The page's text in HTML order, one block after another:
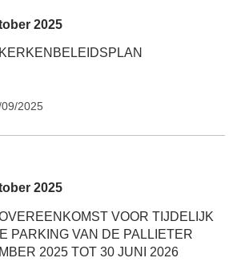
2025
2025
2025
VOOR TIJDELIJK
PARKING VAN DE PALLIETER
2025 TOT 30 JUNI 2026